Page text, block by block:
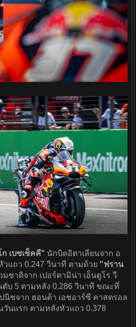
เบซเซ็คคี" นักบิดอิตาเลียนจาก อ
วแถว 0.247 วินาที ตามด้วย "ฟราน
มชาติจาก เปอร์ตามิน่า เอ็นดูโร วี
ดับ 5 ตามหลัง 0.286 วินาที ขณะที่
นิชจาก ฮอนด้า เอชอาร์ซี คาสตรอล
นแรก ตามหลังหัวแถว 0.378